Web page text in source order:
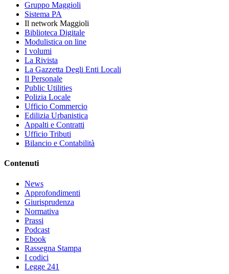
Gruppo Maggioli
Sistema PA
Il network Maggioli
Biblioteca Digitale
Modulistica on line
I volumi
La Rivista
La Gazzetta Degli Enti Locali
Il Personale
Public Utilities
Polizia Locale
Ufficio Commercio
Edilizia Urbanistica
Appalti e Contratti
Ufficio Tributi
Bilancio e Contabilità
Contenuti
News
Approfondimenti
Giurisprudenza
Normativa
Prassi
Podcast
Ebook
Rassegna Stampa
I codici
Legge 241